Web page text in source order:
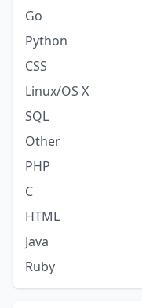
Go
Python
CSS
Linux/OS X
SQL
Other
PHP
C
HTML
Java
Ruby